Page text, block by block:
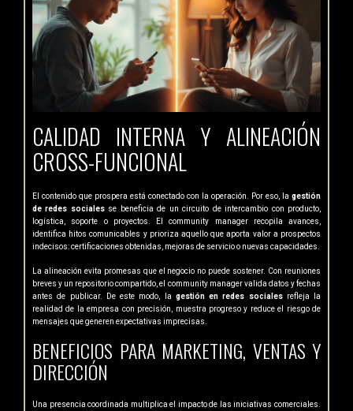
CALIDAD INTERNA Y ALINEACIÓN
CROSS-FUNCIONAL
El contenido que prospera está conectado con la operación. Por eso, la gestión
de redes socialesse beneficia de un circuito de intercambio con producto,
logística, soporte o proyectos. El community manager recopila avances,
identifica hitos comunicables y prioriza aquello que aporta valor a prospectos
indecisos: certificaciones obtenidas, mejoras de servicio o nuevas capacidades.
La alineación evita promesas que el negocio no puede sostener. Con reuniones
breves y un repositorio compartido, el community manager valida datos y fechas
antes de publicar. De este modo, la gestión en redes socialesrefleja la
realidad de la empresa con precisión, muestra progreso y reduce el riesgo de
mensajes que generen expectativas imprecisas.
BENEFICIOS PARA MARKETING, VENTAS Y
DIRECCIÓN
Una presencia coordinada multiplica el impacto de las iniciativas comerciales.